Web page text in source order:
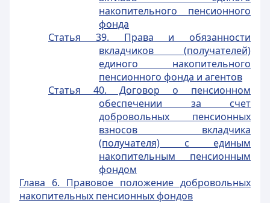
накопительного пенсионного
фонда
Статья 39. Права и обязанности
вкладчиков (получателей)
единого накопительного
пенсионного фонда и агентов
Статья 40. Договор о пенсионном
обеспечении за счет
добровольных пенсионных
взносов вкладчика
(получателя) с единым
накопительным пенсионным
фондом
Глава 6. Правовое положение добровольных
накопительных пенсионных фондов